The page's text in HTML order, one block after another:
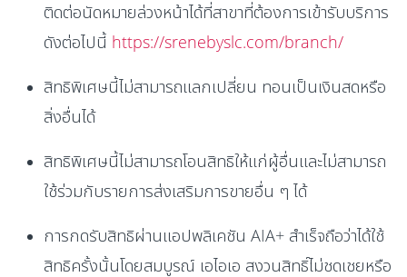
ติดต่อนัดหมายล่วงหน้าได้ที่สาขาที่ต้องการเข้ารับบริการ
ดังต่อไปนี้ https://srenebyslc.com/branch/
สิทธิพิเศษนี้ไม่สามารถแลกเปลี่ยน ทอนเป็นเงินสดหรือ
สิ่งอื่นได้
สิทธิพิเศษนี้ไม่สามารถโอนสิทธิให้แก่ผู้อื่นและไม่สามารถ
ใช้ร่วมกับรายการส่งเสริมการขายอื่น ๆ ได้
การกดรับสิทธิผ่านแอปพลิเคชัน AIA+ สำเร็จถือว่าได้ใช้
สิทธิครั้งนั้นโดยสมบูรณ์ เอไอเอ สงวนสิทธิ์ไม่ชดเชยหรือ